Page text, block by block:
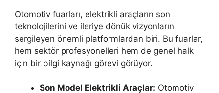
Otomotiv fuarları, elektrikli araçların son
teknolojilerini ve ileriye dönük vizyonlarını
sergileyen önemli platformlardan biri. Bu fuarlar,
hem sektör profesyonelleri hem de genel halk
için bir bilgi kaynağı görevi görüyor.
Son Model Elektrikli Araçlar: Otomotiv